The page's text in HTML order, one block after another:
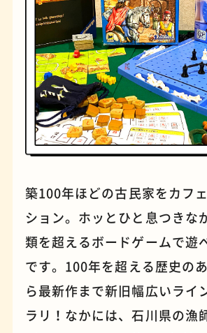
パンケーキ 手芸
築100年ほどの古民家をカフ
ション。ホッとひと息つきな
類を超えるボードゲームで遊
です。100年を超える歴史の
ら最新作まで新旧幅広いライ
ラリ！なかには、石川県の漁